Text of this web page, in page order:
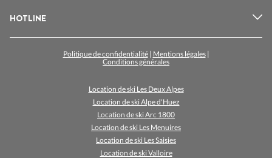
HOTLINE
Politique de confidentialité| Mentions légales|
Conditions générales
Location de ski Les Deux Alpes
Location de ski Alpe d'Huez
Location de ski Arc 1800
Location de ski Les Menuires
Location de ski Les Saisies
Location de ski Valloire